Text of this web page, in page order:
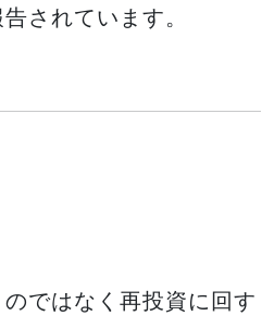
されています。
ではなく再投資に回す